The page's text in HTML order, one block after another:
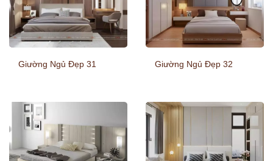
Giường Ngủ Đẹp 31 Giường Ngủ Đẹp 32